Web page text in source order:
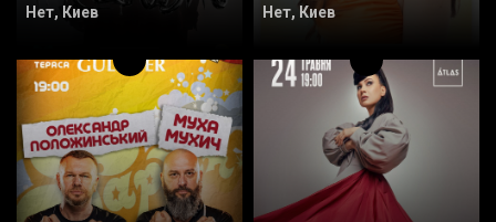
Нет, Киев Нет, Киев